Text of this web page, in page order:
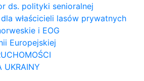
ds. polityki senioralnej
właścicieli lasów prywatnych
i EOG
Europejskiej
UKRAINY